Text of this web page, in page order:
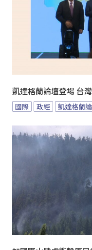
凱達格蘭論壇登場 台
國際 政經 凱達格蘭